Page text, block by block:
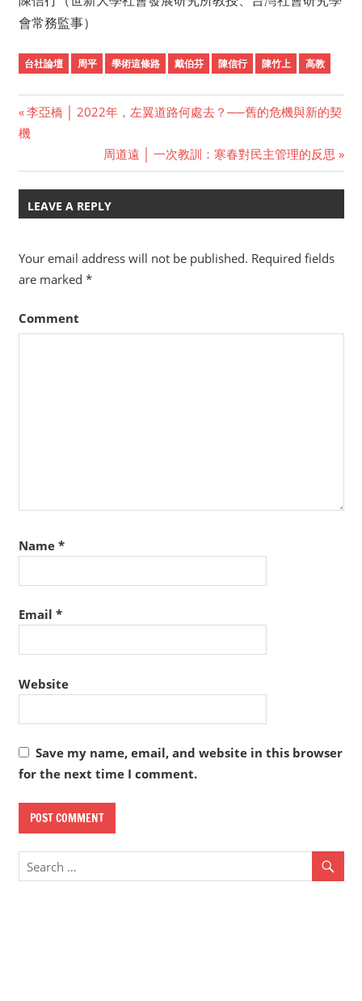
會常務監事）
台社論壇 周平 學術這條路 戴伯芬 陳信行 陳竹上 高教
Post
navigation
Previous
Post:
李亞橋 │ 2022年，左翼道路何處去？──舊的危機與新的契
機
Next
Post:
周道遠 │ 一次教訓：寒春對民主管理的反思
LEAVE A REPLY
Your email address will not be published. Required fields
are marked *
Comment
Name *
Email *
Website
Save my name, email, and website in this browser
for the next time I comment.